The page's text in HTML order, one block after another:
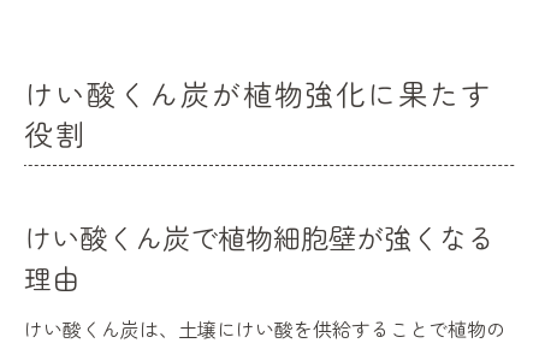
けい酸くん炭が植物強化に果たす
役割
けい酸くん炭で植物細胞壁が強くなる
理由
けい酸くん炭は、土壌にけい酸を供給することで植物の